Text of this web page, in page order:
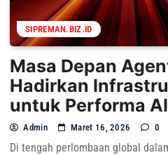
SIPREMAN.BIZ.ID
Masa Depan
Hadirkan
untuk Performa
Admin Maret 16, 2026 0
Di tengah perlombaan global